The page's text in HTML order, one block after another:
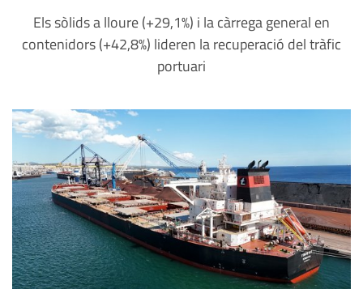
Els sòlids a lloure (+29,1%) i la càrrega general en
contenidors (+42,8%) lideren la recuperació del tràfic
portuari